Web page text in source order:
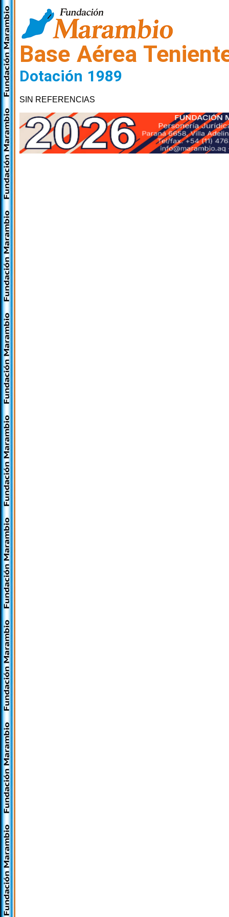
Base Aérea
Dotación 1989
SIN REFERENCIAS